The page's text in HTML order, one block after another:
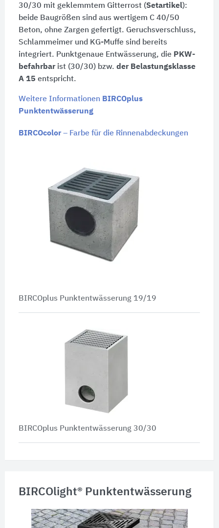
30/30 mit geklemmtem Gitterrost (Setartikel):
beide Baugrößen sind aus wertigem C 40/50
Beton, ohne Zargen gefertigt. Geruchsverschluss,
Schlammeimer und KG-Muffe sind bereits
integriert. Punktgenaue Entwässerung, die PKW-
befahrbarist (30/30) bzw. der Belastungsklasse
A 15 entspricht.
Weitere Informationen BIRCOplus
Punktentwässerung
BIRCOcolor– Farbe für die Rinnenabdeckungen
BIRCOplus Punktentwässerung 19/19
BIRCOplus Punktentwässerung 30/30
BIRCOlight® Punktentwässerung